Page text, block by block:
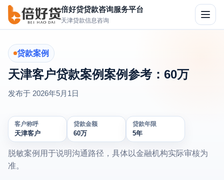
倍好贷贷款咨询服务平台
天津贷款信息咨询
切
换
贷款案例
天津客户贷款案例案例参考：60万
发布于 2026年5月1日
客户称呼
天津客户
贷款金额
60万
贷款年限
5年
脱敏案例用于说明沟通路径，具体以金融机构实际审核为
准。